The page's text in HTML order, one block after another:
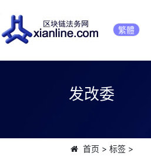
繁體
发改委
首页 > 标签>